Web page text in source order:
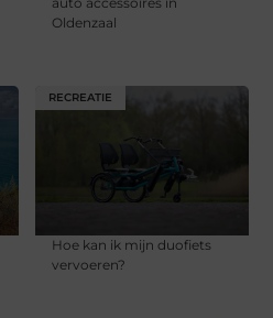
Oldenzaal
RECREATIE
Hoe kan ik mijn duofiets
vervoeren?